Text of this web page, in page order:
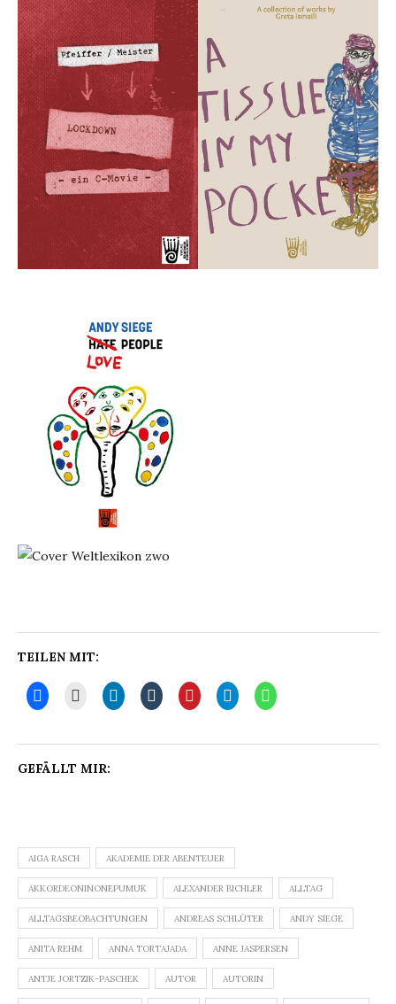
TEILEN MIT:
GEFÄLLT MIR:
AIGA RASCH AKADEMIE DER ABENTEUER
AKKORDEONINONEPUMUK ALEXANDER BICHLER ALLTAG
ALLTAGSBEOBACHTUNGEN ANDREAS SCHLÜTER ANDY SIEGE
ANITA REHM ANNA TORTAJADA ANNE JASPERSEN
ANTJE JORTZIK-PASCHEK AUTOR AUTORIN